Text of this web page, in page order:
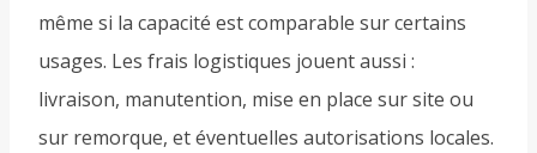
même si la capacité est comparable sur certains
usages. Les frais logistiques jouent aussi :
livraison, manutention, mise en place sur site ou
sur remorque, et éventuelles autorisations locales.